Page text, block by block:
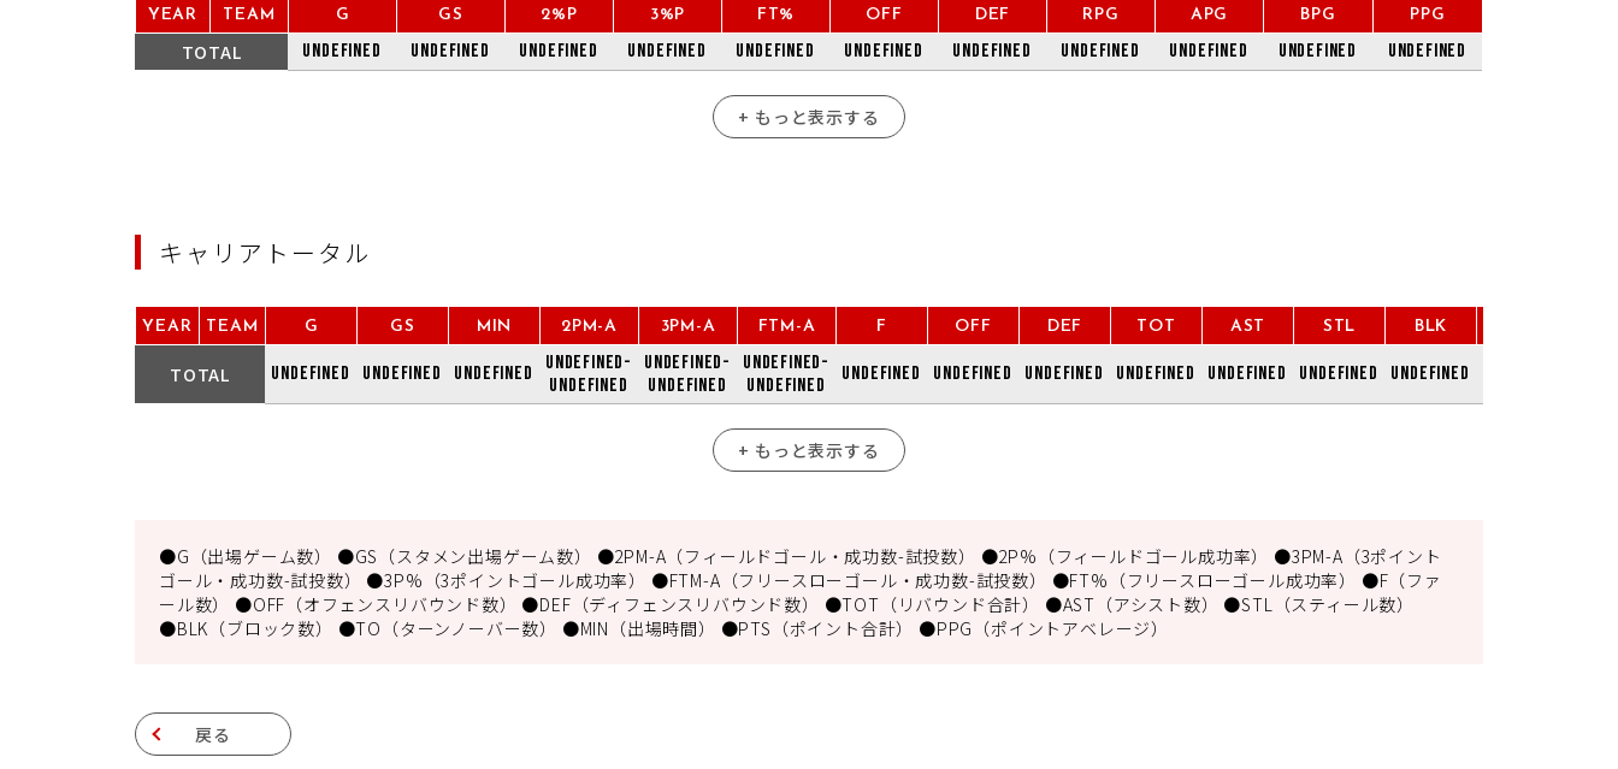
YEAR TEAM G GS 2%P 3%P FT% OFF DEF RPG APG BPG PPG
TOTAL undefined undefined undefined undefined undefined undefined undefined undefined undefined undefined undefined
+ もっと表示する
キャリアトータル
YEAR TEAM G GS MIN 2PM-A 3PM-A FTM-A F OFF DEF TOT AST STL BLK
TOTAL undefined undefined undefined
undefined-
undefined
undefined-
undefined
undefined-
undefined
undefined undefined undefined undefined undefined undefined undefined
+ もっと表示する
●G（出場ゲーム数） ●GS（スタメン出場ゲーム数） ●2PM-A（フィールドゴール・成功数-試投数） ●2P%（フィールドゴール成功率） ●3PM-A（3ポイント
ゴール・成功数-試投数） ●3P%（3ポイントゴール成功率） ●FTM-A（フリースローゴール・成功数-試投数） ●FT%（フリースローゴール成功率） ●F（ファ
ール数） ●OFF（オフェンスリバウンド数） ●DEF（ディフェンスリバウンド数） ●TOT（リバウンド合計） ●AST（アシスト数） ●STL（スティール数）
●BLK（ブロック数） ●TO（ターンノーバー数） ●MIN（出場時間） ●PTS（ポイント合計） ●PPG（ポイントアベレージ）
戻る